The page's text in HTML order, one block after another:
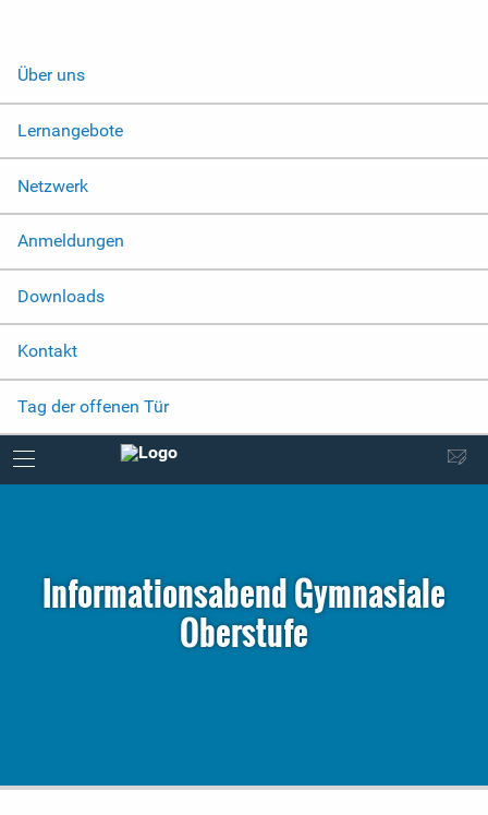
Über uns
Lernangebote
Netzwerk
Anmeldungen
Downloads
Kontakt
Tag der offenen Tür
Informationsabend Gymnasiale
Oberstufe